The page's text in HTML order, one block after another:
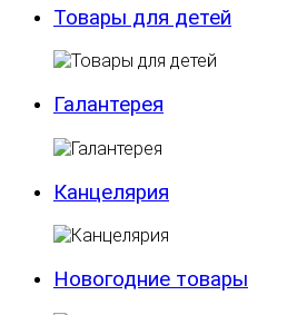
Товары для детей
Галантерея
Канцелярия
Новогодние товары